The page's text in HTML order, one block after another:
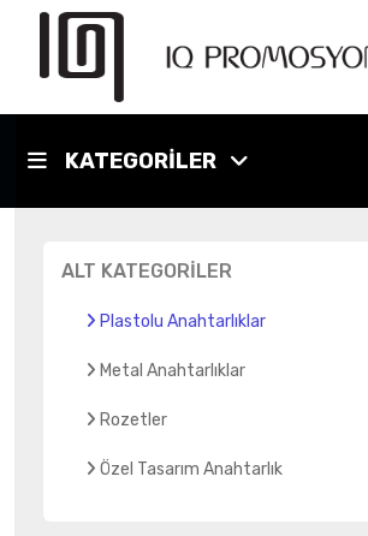
KATEGORİLER
ALT KATEGORİLER
Plastolu Anahtarlıklar
Metal Anahtarlıklar
Rozetler
Özel Tasarım Anahtarlık